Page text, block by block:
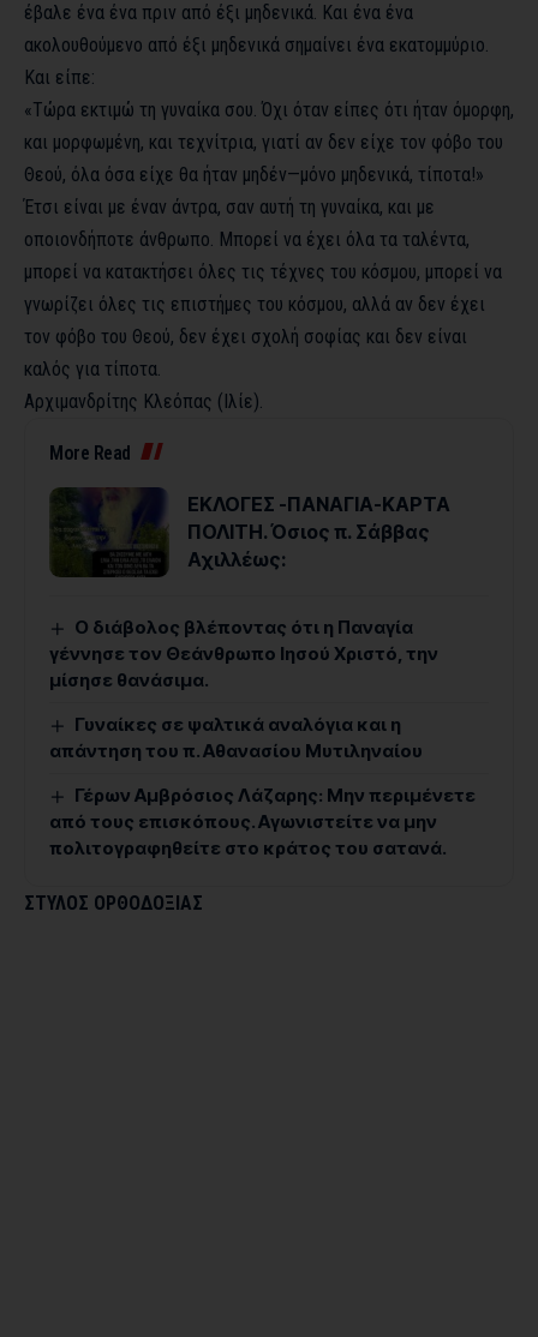
έβαλε ένα ένα πριν από έξι μηδενικά. Και ένα ένα
ακολουθούμενο από έξι μηδενικά σημαίνει ένα εκατομμύριο.
Και είπε:
«Τώρα εκτιμώ τη γυναίκα σου. Όχι όταν είπες ότι ήταν όμορφη,
και μορφωμένη, και τεχνίτρια, γιατί αν δεν είχε τον φόβο του
Θεού, όλα όσα είχε θα ήταν μηδέν—μόνο μηδενικά, τίποτα!»
Έτσι είναι με έναν άντρα, σαν αυτή τη γυναίκα, και με
οποιονδήποτε άνθρωπο. Μπορεί να έχει όλα τα ταλέντα,
μπορεί να κατακτήσει όλες τις τέχνες του κόσμου, μπορεί να
γνωρίζει όλες τις επιστήμες του κόσμου, αλλά αν δεν έχει
τον φόβο του Θεού, δεν έχει σχολή σοφίας και δεν είναι
καλός για τίποτα.
Αρχιμανδρίτης Κλεόπας (Ιλίε).
More Read
ΕΚΛΟΓΕΣ -ΠΑΝΑΓΙΑ-ΚΑΡΤΑ
ΠΟΛΙΤΗ. Όσιος π. Σάββας
Αχιλλέως:
Ο διάβολος βλέποντας ότι η Παναγία
γέννησε τον Θεάνθρωπο Ιησού Χριστό, την
μίσησε θανάσιμα.
Γυναίκες σε ψαλτικά αναλόγια και η
απάντηση του π. Αθανασίου Μυτιληναίου
Γέρων Αμβρόσιος Λάζαρης: Μην περιμένετε
από τους επισκόπους. Αγωνιστείτε να μην
πολιτογραφηθείτε στο κράτος του σατανά.
ΣΤΥΛΟΣ ΟΡΘΟΔΟΞΙΑΣ